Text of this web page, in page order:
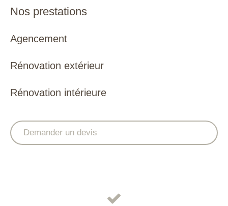
Nos prestations
Agencement
Rénovation extérieur
Rénovation intérieure
Demander un devis